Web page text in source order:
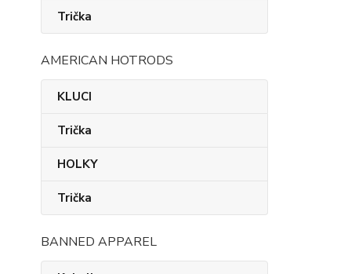
Trička
AMERICAN HOTRODS
KLUCI
Trička
HOLKY
Trička
BANNED APPAREL